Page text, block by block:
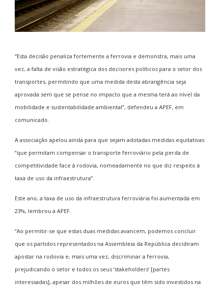
“Esta decisão penaliza fortemente a ferrovia e demonstra, mais uma
vez, a falta de visão estratégica dos decisores políticos para o setor dos
transportes, permitindo que uma medida desta abrangência seja
aprovada sem que se pense no impacto que a mesma terá ao nível da
mobilidade e sustentabilidade ambiental”, defendeu a APEF, em
comunicado.
A associação apelou ainda para que sejam adotadas medidas equitativas
“que permitam compensar o transporte ferroviário pela perda de
competitividade face à rodovia, nomeadamente no que diz respeito à
taxa de uso da infraestrutura”.
Este ano, a taxa de uso da infraestrutura ferroviária foi aumentada em
23%, lembrou a APEF.
“Ao permitir-se que estas duas medidas avancem, podemos concluir
que os partidos representados na Assembleia da República decidiram
apostar na rodovia e, mais uma vez, discriminar a ferrovia,
prejudicando o setor e todos os seus ‘stakeholders’ [partes
interessadas], apesar dos milhões de euros que têm sido investidos na